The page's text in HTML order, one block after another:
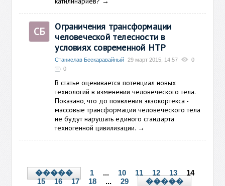
СБ
Ограничения трансформации
человеческой телесности в
условиях современной НТР
Станислав Бескаравайный 29 март 2015, 14:57
0
0
В статье оценивается потенциал новых
технологий в изменении человеческого тела.
Показано, что до появления экзокортекса -
массовые трансформации человеческого тела
не будут нарушать единого стандарта
техногенной цивилизации. →
����� 1 ... 10 11 12 13
14
15
16 17 18 ... 29 �����